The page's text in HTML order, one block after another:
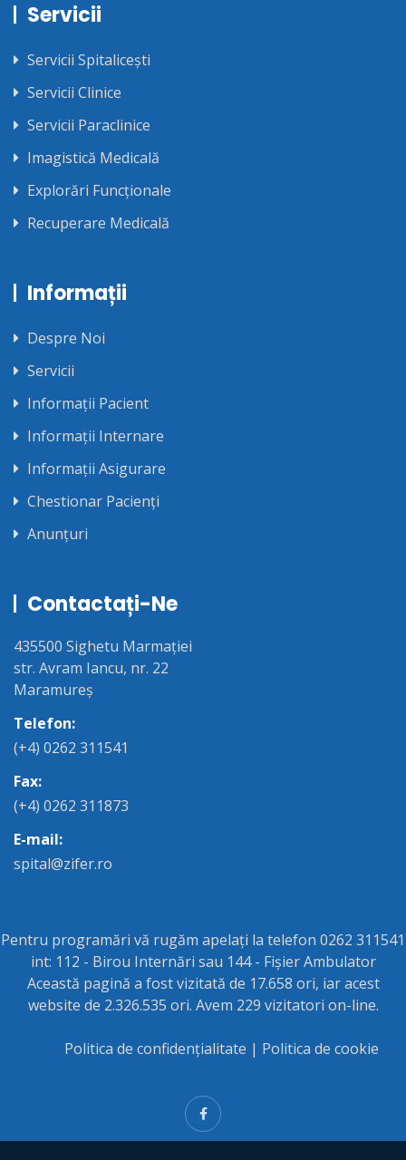
Servicii
Servicii Spitalicești
Servicii Clinice
Servicii Paraclinice
Imagistică Medicală
Explorări Funcționale
Recuperare Medicală
Informații
Despre Noi
Servicii
Informații Pacient
Informații Internare
Informații Asigurare
Chestionar Pacienți
Anunțuri
Contactați-Ne
435500 Sighetu Marmației
str. Avram Iancu, nr. 22
Maramureș
Telefon:
(+4) 0262 311541
Fax:
(+4) 0262 311873
E-mail:
spital@zifer.ro
Pentru programări vă rugăm apelați la telefon 0262 311541
int: 112 - Birou Internări sau 144 - Fișier Ambulator
Această pagină a fost vizitată de 17.658 ori, iar acest
website de 2.326.535 ori. Avem 229 vizitatori on-line.
Politica de confidențialitate | Politica de cookie